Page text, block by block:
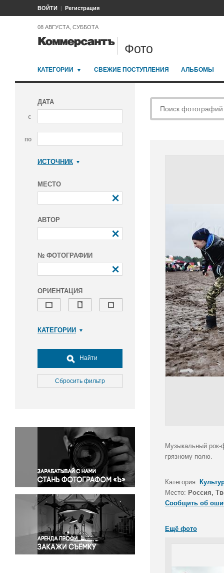
ВОЙТИ Регистрация
08 АВГУСТА, СУББОТА
Фото
КАТЕГОРИИ СВЕЖИЕ ПОСТУПЛЕНИЯ АЛЬБОМЫ
ДАТА
с
по
ИСТОЧНИК
МЕСТО
АВТОР
№ ФОТОГРАФИИ
ОРИЕНТАЦИЯ
КАТЕГОРИИ
Досуг, туризм и отдых
Культура
Медицина
Окружающая среда
Политика
Правосудие
Происшествия и конфликты
Религия
Светская жизнь
Спорт
Экология
Экономика и бизнес
Найти
Сбросить фильтр
Музыкальный рок-
грязному полю.
Категория:
Место: Россия,
Сообщить об
Ещё фото